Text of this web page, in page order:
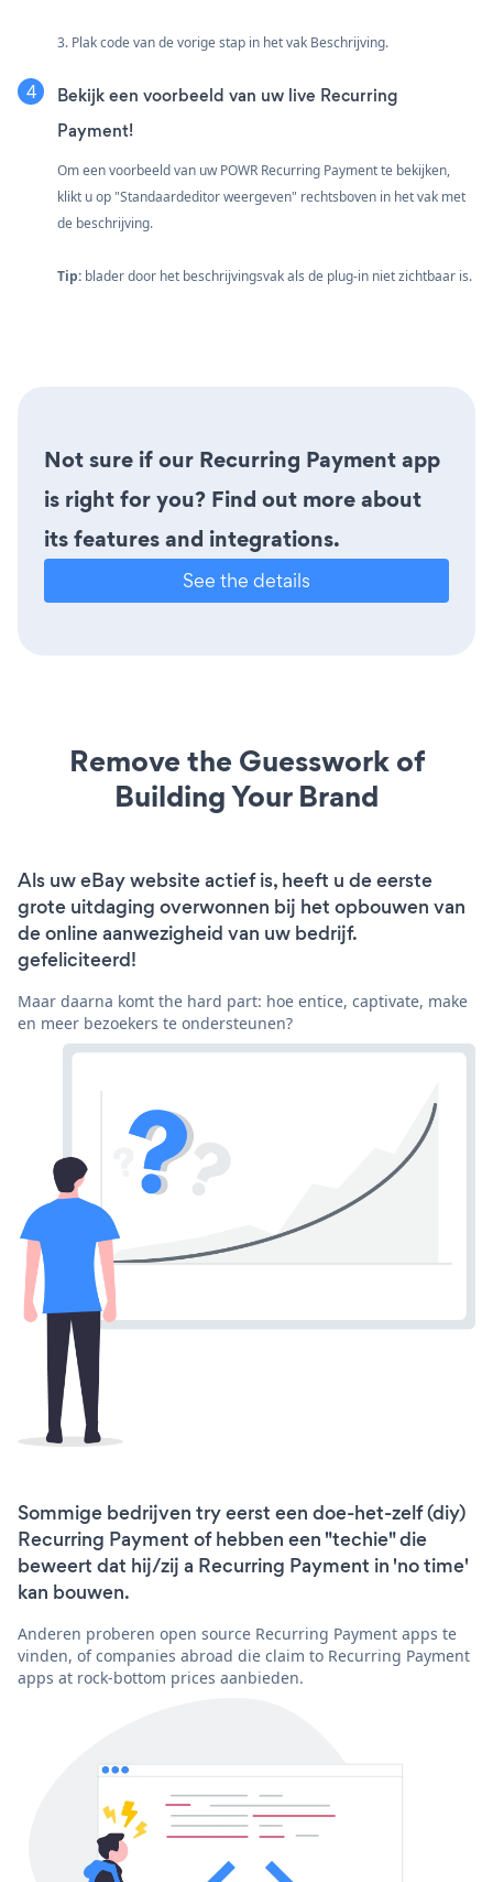
3. Plak code van de vorige stap in het vak Beschrijving.
Bekijk een voorbeeld van uw live Recurring
Payment!
Om een voorbeeld van uw POWR Recurring Payment te bekijken,
klikt u op "Standaardeditor weergeven" rechtsboven in het vak met
de beschrijving.
Tip: blader door het beschrijvingsvak als de plug-in niet zichtbaar is.
Not sure if our Recurring Payment app
is right for you? Find out more about
its features and integrations.
See the details
Remove the Guesswork of
Building Your Brand
Als uw eBay website actief is, heeft u de eerste
grote uitdaging overwonnen bij het opbouwen van
de online aanwezigheid van uw bedrijf.
gefeliciteerd!
Maar daarna komt the hard part: hoe entice, captivate, make
en meer bezoekers te ondersteunen?
Sommige bedrijven try eerst een doe-het-zelf (diy)
Recurring Payment of hebben een "techie" die
beweert dat hij/zij a Recurring Payment in 'no time'
kan bouwen.
Anderen proberen open source Recurring Payment apps te
vinden, of companies abroad die claim to Recurring Payment
apps at rock-bottom prices aanbieden.